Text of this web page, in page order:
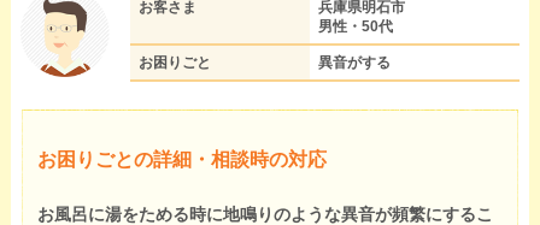
お客さま
兵庫県明石市
男性・50代
お困りごと 異音がする
お困りごとの詳細・相談時の対応
お風呂に湯をためる時に地鳴りのような異音が頻繁にするこ